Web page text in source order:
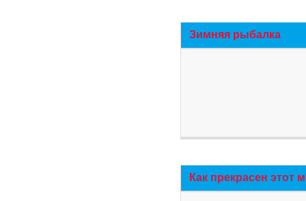
Зимняя рыбалка
Как прекрасен этот